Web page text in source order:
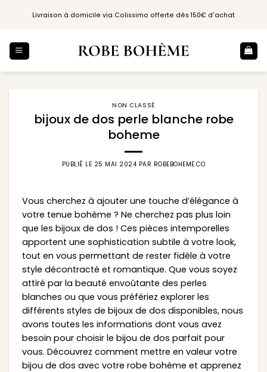
Livraison à domicile via Colissimo offerte dès 150€ d'achat
NON CLASSÉ
bijoux de dos perle blanche robe
boheme
PUBLIÉ LE 25 MAI 2024 PAR ROBEBOHEME.CO
Vous cherchez à ajouter une touche d’élégance à
votre tenue bohème ? Ne cherchez pas plus loin
que les bijoux de dos ! Ces pièces intemporelles
apportent une sophistication subtile à votre look,
tout en vous permettant de rester fidèle à votre
style décontracté et romantique. Que vous soyez
attiré par la beauté envoûtante des perles
blanches ou que vous préfériez explorer les
différents styles de bijoux de dos disponibles, nous
avons toutes les informations dont vous avez
besoin pour choisir le bijou de dos parfait pour
vous. Découvrez comment mettre en valeur votre
bijou de dos avec votre robe bohème et apprenez